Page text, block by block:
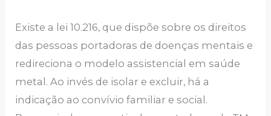
Existe a lei 10.216, que dispõe sobre os direitos
das pessoas portadoras de doenças mentais e
redireciona o modelo assistencial em saúde
metal. Ao invés de isolar e excluir, há a
indicação ao convívio familiar e social.